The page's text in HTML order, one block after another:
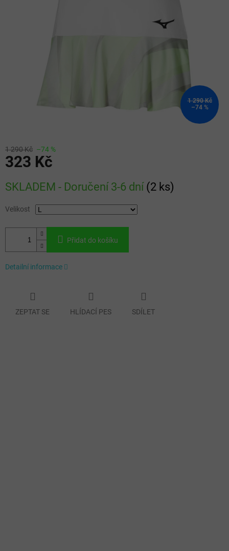
1 290 Kč
–74 %
1 290 Kč –74 %
323 Kč
cena:
SKLADEM - Doručení 3-6 dní (2 ks)
Velikost
Přidat do košíku
Detailní informace
ZEPTAT SE HLÍDACÍ PES SDÍLET